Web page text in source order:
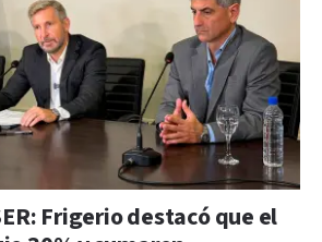
Frigerio destacó que el